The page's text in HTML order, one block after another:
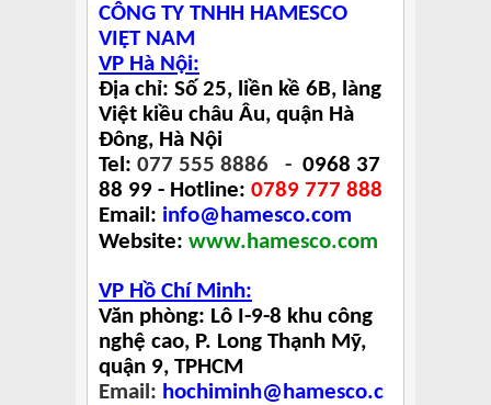
CÔNG TY TNHH HAMESCO
VIỆT NAM
VP Hà Nội:
Địa chỉ: Số 25, liền kề 6B, làng
Việt kiều châu Âu, quận Hà
Đông, Hà Nội
Tel: 077 555 8886 - 0968 37
88 99 - Hotline: 0789 777 888
Email: info@hamesco.com
Website: www.hamesco.com
VP Hồ Chí Minh:
Văn phòng: Lô I-9-8 khu công
nghệ cao, P. Long Thạnh Mỹ,
quận 9, TPHCM
Email: hochiminh@hamesco.c